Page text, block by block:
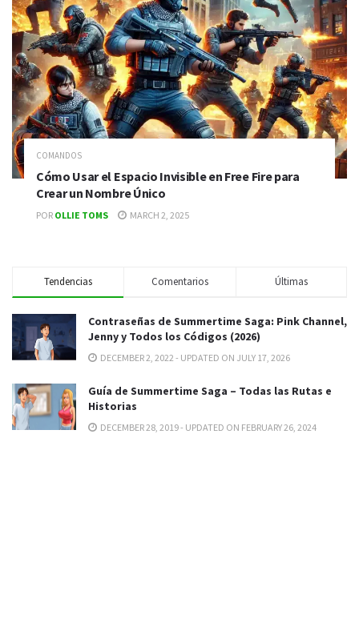
COMANDOS
Cómo Usar el Espacio Invisible en Free Fire para
Crear un Nombre Único
POR OLLIE TOMS MARCH 2, 2025
Tendencias Comentarios Últimas
Contraseñas de Summertime Saga: Pink Channel,
Jenny y Todos los Códigos (2026)
DECEMBER 2, 2022 - UPDATED ON JULY 17, 2026
Guía de Summertime Saga – Todas las Rutas e
Historias
DECEMBER 28, 2019 - UPDATED ON FEBRUARY 26, 2024